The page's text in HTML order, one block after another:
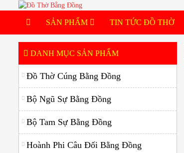
SẢN PHẨM
Bộ Tam Sự Bằng Đồng
Hạc Thờ Bằng Đồng
Chân Nến Đồng
Bát Hương Đồng
TIN TỨC ĐỒ THỜ
DANH MỤC SẢN PHẨM
Đồ Thờ Cúng Bằng Đồng
Bộ Ngũ Sự Bằng Đồng
Bộ Tam Sự Bằng Đồng
Hoành Phi Câu Đối Bằng Đồng